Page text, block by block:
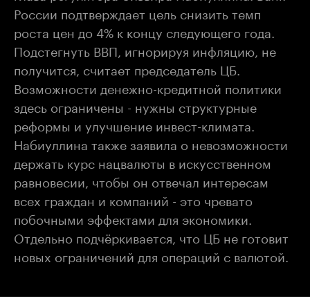
России подтверждает цель снизить темп
роста цен до 4% к концу следующего года.
Подстегнуть ВВП, игнорируя инфляцию, не
получится, считает председатель ЦБ.
Возможности денежно-кредитной политики
здесь ограничены - нужны структурные
реформы и улучшение инвест-климата.
Набиуллина также заявила о невозможности
держать курс нацвалюты в искусственном
равновесии, чтобы он отвечал интересам
всех граждан и компаний - это чревато
побочными эффектами для экономики.
Отдельно подчёркивается, что ЦБ не готовит
новых ограничений для операций с валютой.